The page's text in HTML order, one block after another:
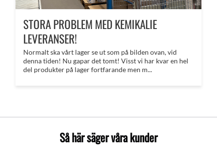
STORA PROBLEM MED KEMIKALIE
LEVERANSER!
Normalt ska vårt lager se ut som på bilden ovan, vid
denna tiden! Nu gapar det tomt! Visst vi har kvar en hel
del produkter på lager fortfarande men m...
Så här säger våra kunder